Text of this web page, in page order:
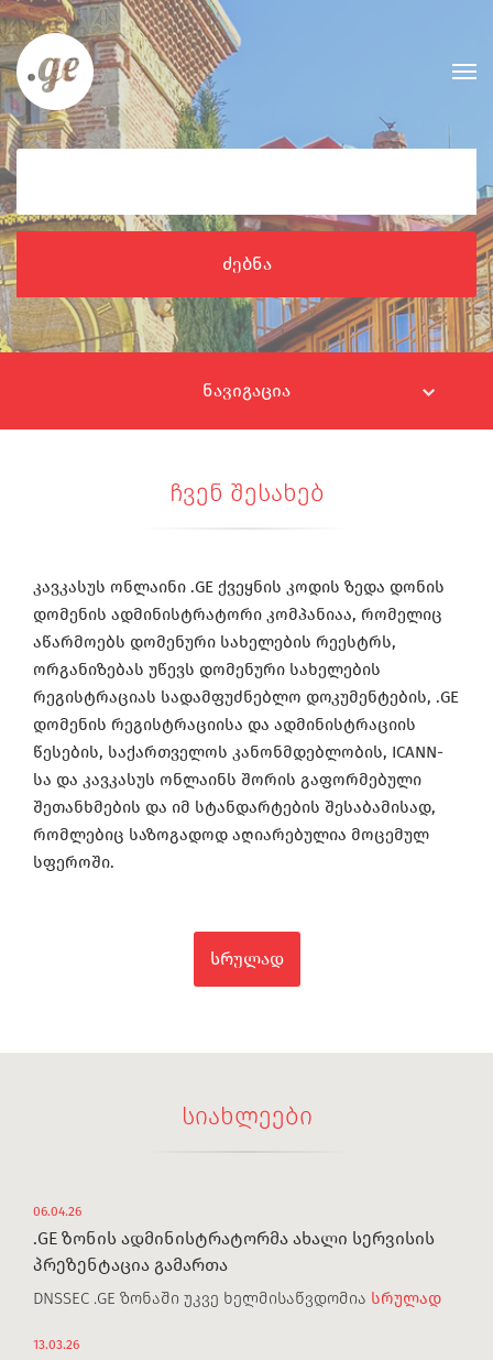
ძებნა
ნავიგაცია
ჩვენ შესახებ
კავკასუს ონლაინი .GE ქვეყნის კოდის ზედა დონის
დომენის ადმინისტრატორი კომპანიაა, რომელიც
აწარმოებს დომენური სახელების რეესტრს,
ორგანიზებას უწევს დომენური სახელების
რეგისტრაციას სადამფუძნებლო დოკუმენტების, .GE
დომენის რეგისტრაციისა და ადმინისტრაციის
წესების, საქართველოს კანონმდებლობის, ICANN-
სა და კავკასუს ონლაინს შორის გაფორმებული
შეთანხმების და იმ სტანდარტების შესაბამისად,
რომლებიც საზოგადოდ აღიარებულია მოცემულ
სფეროში.
სრულად
სიახლეები
06.04.26
.GE ზონის ადმინისტრატორმა ახალი სერვისის
პრეზენტაცია გამართა
DNSSEC .GE ზონაში უკვე ხელმისაწვდომია სრულად
13.03.26